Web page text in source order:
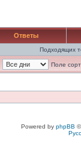
Ответы
Подходящих
Поле
Powered by phpBB